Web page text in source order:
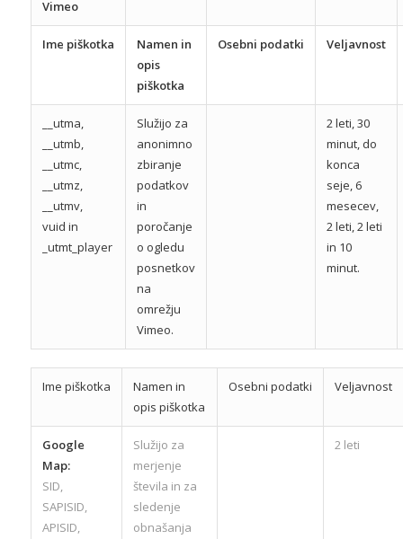
Vimeo
Ime piškotka
Namen in
opis
piškotka
Osebni podatki Veljavnost
__utma,
__utmb,
__utmc,
__utmz,
__utmv,
vuid in
_utmt_player
Služijo za
anonimno
zbiranje
podatkov
in
poročanje
o ogledu
posnetkov
na
omrežju
Vimeo.
2 leti, 30
minut, do
konca
seje, 6
mesecev,
2 leti, 2 leti
in 10
minut.
Ime piškotka
Namen in
opis piškotka
Osebni podatki Veljavnost
Google
Map:
SID,
SAPISID,
APISID,
Služijo za
merjenje
števila in za
sledenje
obnašanja
2 leti